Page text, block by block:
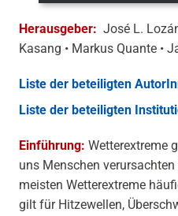
Herausgeber: José L.
Kasang • Markus Quante •
Liste der beteiligten
Liste der beteiligten
Einführung: Wetterextreme
uns Menschen
meisten Wetterextreme
gilt für Hitzewellen,